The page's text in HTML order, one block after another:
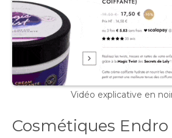
Vidéo explicative en
Cosmétiques Endro